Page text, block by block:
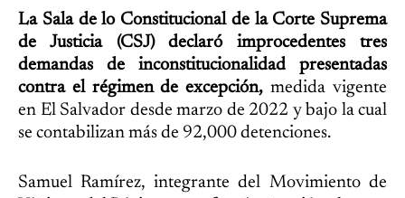
La Sala de lo Constitucional de la Corte Suprema
de Justicia (CSJ) declaró improcedentes tres
demandas de inconstitucionalidad presentadas
contra el régimen de excepción, medida vigente
en El Salvador desde marzo de 2022 y bajo la cual
se contabilizan más de 92,000 detenciones.
Samuel Ramírez, integrante del Movimiento de